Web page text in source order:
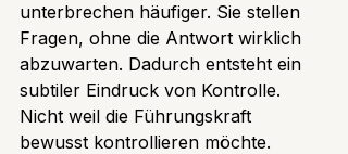
unterbrechen häufiger. Sie stellen
Fragen, ohne die Antwort wirklich
abzuwarten. Dadurch entsteht ein
subtiler Eindruck von Kontrolle.
Nicht weil die Führungskraft
bewusst kontrollieren möchte.